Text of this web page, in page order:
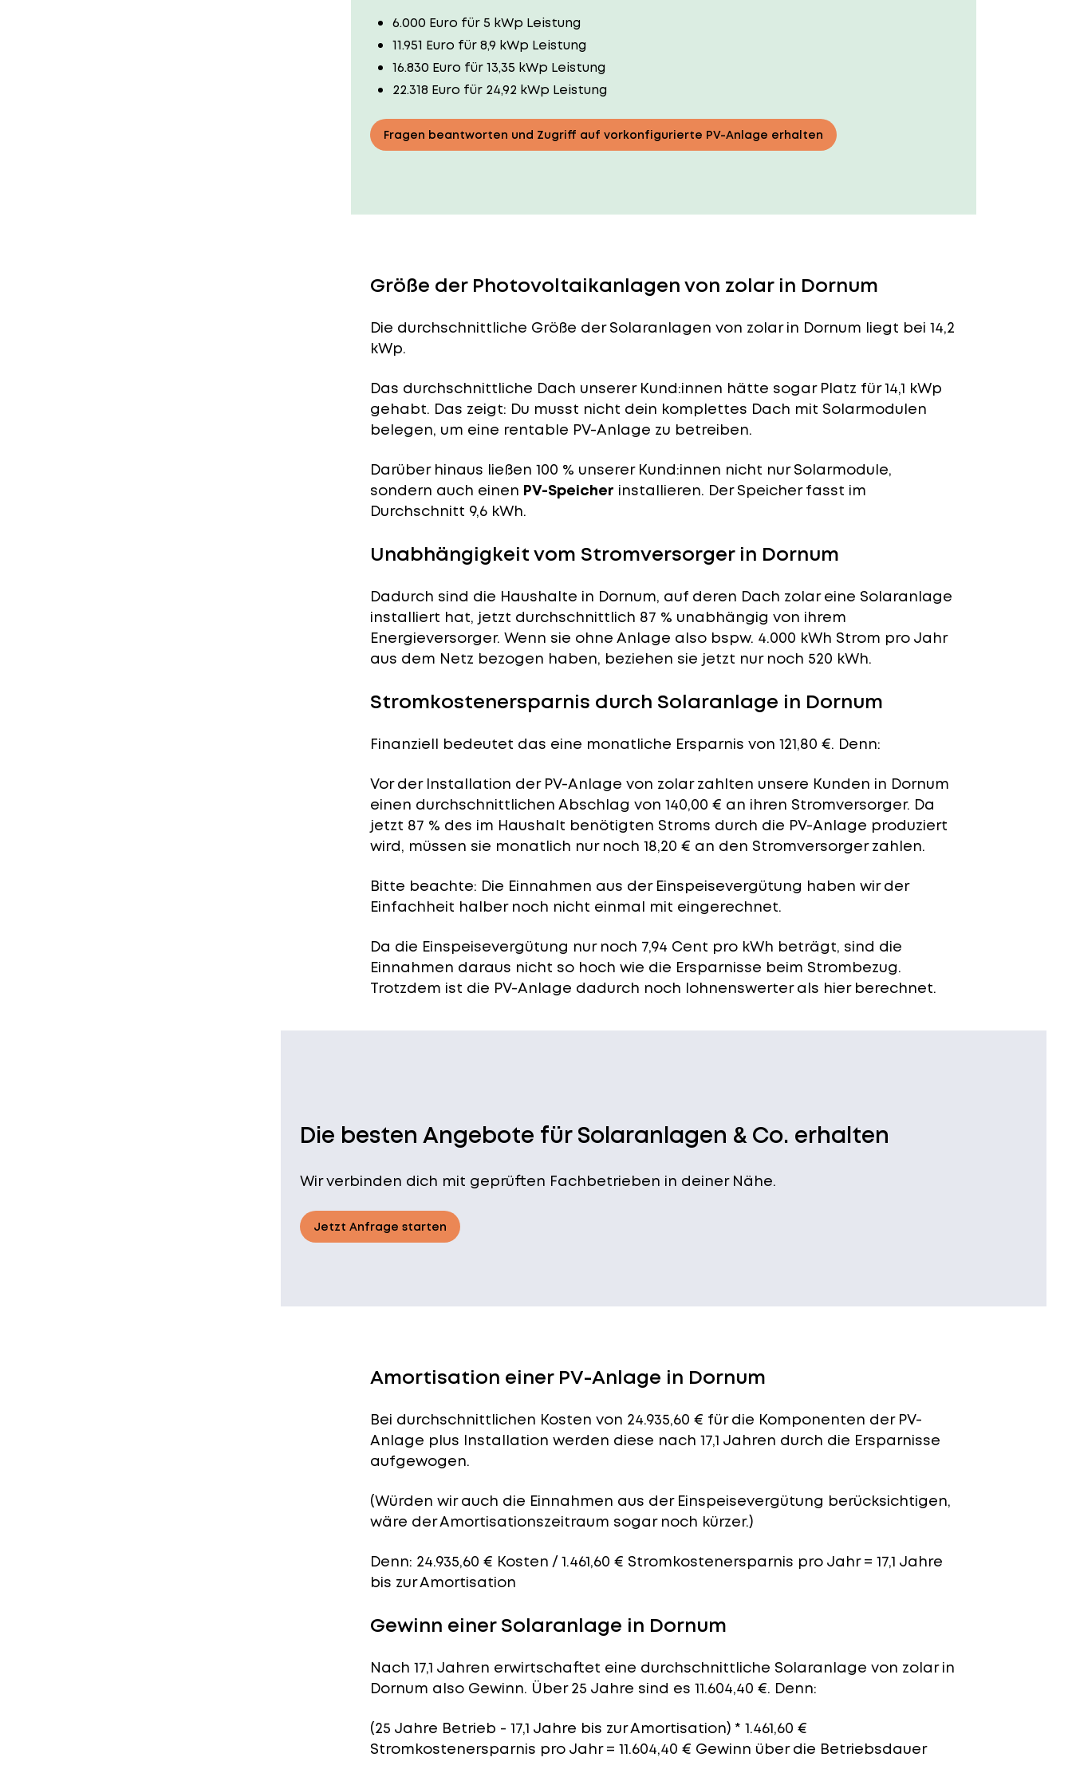
6.000 Euro für 5 kWp Leistung
11.951 Euro für 8,9 kWp Leistung
16.830 Euro für 13,35 kWp Leistung
22.318 Euro für 24,92 kWp Leistung
Fragen beantworten und Zugriff auf vorkonfigurierte PV-Anlage erhalten
Größe der Photovoltaikanlagen von zolar in Dornum
Die durchschnittliche Größe der Solaranlagen von zolar in Dornum liegt bei 14,2
kWp.
Das durchschnittliche Dach unserer Kund:innen hätte sogar Platz für 14,1 kWp
gehabt. Das zeigt: Du musst nicht dein komplettes Dach mit Solarmodulen
belegen, um eine rentable PV-Anlage zu betreiben.
Darüber hinaus ließen 100 % unserer Kund:innen nicht nur Solarmodule,
sondern auch einen PV-Speicher installieren. Der Speicher fasst im
Durchschnitt 9,6 kWh.
Unabhängigkeit vom Stromversorger in Dornum
Dadurch sind die Haushalte in Dornum, auf deren Dach zolar eine Solaranlage
installiert hat, jetzt durchschnittlich 87 % unabhängig von ihrem
Energieversorger. Wenn sie ohne Anlage also bspw. 4.000 kWh Strom pro Jahr
aus dem Netz bezogen haben, beziehen sie jetzt nur noch 520 kWh.
Stromkostenersparnis durch Solaranlage in Dornum
Finanziell bedeutet das eine monatliche Ersparnis von 121,80 €. Denn:
Vor der Installation der PV-Anlage von zolar zahlten unsere Kunden in Dornum
einen durchschnittlichen Abschlag von 140,00 € an ihren Stromversorger. Da
jetzt 87 % des im Haushalt benötigten Stroms durch die PV-Anlage produziert
wird, müssen sie monatlich nur noch 18,20 € an den Stromversorger zahlen.
Bitte beachte: Die Einnahmen aus der Einspeisevergütung haben wir der
Einfachheit halber noch nicht einmal mit eingerechnet.
Da die Einspeisevergütung nur noch 7,94 Cent pro kWh beträgt, sind die
Einnahmen daraus nicht so hoch wie die Ersparnisse beim Strombezug.
Trotzdem ist die PV-Anlage dadurch noch lohnenswerter als hier berechnet.
Die besten Angebote für Solaranlagen & Co. erhalten
Wir verbinden dich mit geprüften Fachbetrieben in deiner Nähe.
Jetzt Anfrage starten
Amortisation einer PV-Anlage in Dornum
Bei durchschnittlichen Kosten von 24.935,60 € für die Komponenten der PV-
Anlage plus Installation werden diese nach 17,1 Jahren durch die Ersparnisse
aufgewogen.
(Würden wir auch die Einnahmen aus der Einspeisevergütung berücksichtigen,
wäre derAmortisationszeitraum sogar noch kürzer.)
Denn: 24.935,60 € Kosten / 1.461,60 € Stromkostenersparnis pro Jahr = 17,1 Jahre
bis zur Amortisation
Gewinn einer Solaranlage in Dornum
Nach 17,1 Jahren erwirtschaftet eine durchschnittliche Solaranlage von zolar in
Dornum also Gewinn. Über 25 Jahre sind es 11.604,40 €. Denn:
(25 Jahre Betrieb - 17,1 Jahre bis zur Amortisation) * 1.461,60 €
Stromkostenersparnis pro Jahr = 11.604,40 € Gewinn über die Betriebsdauer